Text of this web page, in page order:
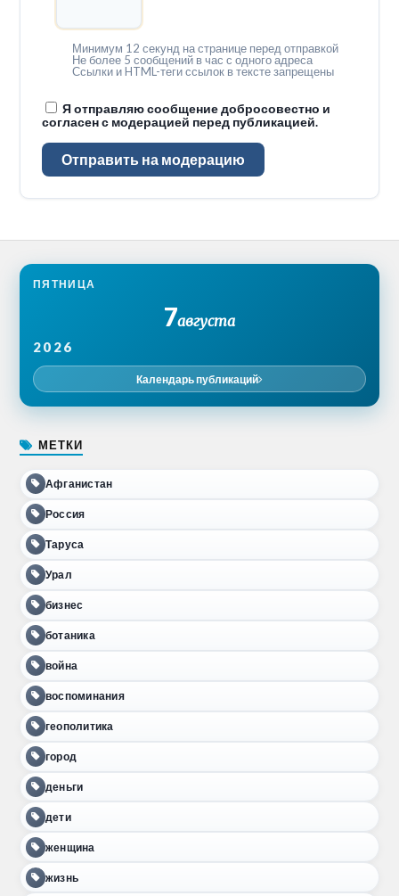
Минимум 12 секунд на странице перед отправкой
Не более 5 сообщений в час с одного адреса
Ссылки и HTML-теги ссылок в тексте запрещены
Я отправляю сообщение добросовестно и
согласен с модерацией перед публикацией.
Отправить на модерацию
ПЯТНИЦА
7августа
2026
Календарь публикаций
МЕТКИ
Афганистан
Россия
Таруса
Урал
бизнес
ботаника
война
воспоминания
геополитика
город
деньги
дети
женщина
жизнь